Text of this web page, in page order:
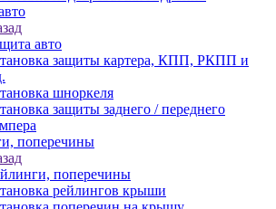
авто
защиты картера, КПП, РКПП и
шноркеля
защиты заднего / переднего
поперечины
поперечины
рейлингов крыши